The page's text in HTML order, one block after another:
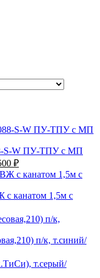
S-W ПУ-ТПУ с МП
₽.
₽Текущая
цена:
с канатом 1,5м с
п/к, т.синий/